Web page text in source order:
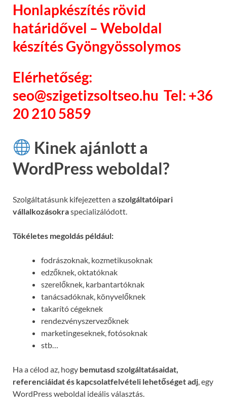
Honlapkészítés rövid
határidővel – Weboldal
készítés Gyöngyössolymos
Elérhetőség:
seo@szigetizsoltseo.hu Tel: +36
20 210 5859
Kinek ajánlott a
WordPress weboldal?
Szolgáltatásunk kifejezetten aszolgáltatóipari
vállalkozásokraspecializálódott.
Tökéletes megoldás például:
fodrászoknak, kozmetikusoknak
edzőknek, oktatóknak
szerelőknek, karbantartóknak
tanácsadóknak, könyvelőknek
takarító cégeknek
rendezvényszervezőknek
marketingeseknek, fotósoknak
stb…
Ha a célod az, hogy bemutasd szolgáltatásaidat,
referenciáidat és kapcsolatfelvételi lehetőséget adj , egy
WordPress weboldal ideális választás.